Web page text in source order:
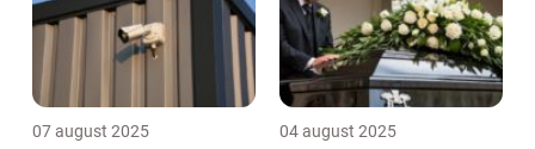
07 august 2025 04 august 2025